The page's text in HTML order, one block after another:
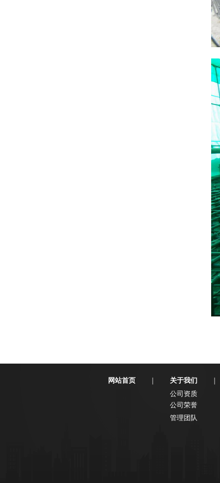
网站首页 关于我们
公司资质
公司荣誉
管理团队